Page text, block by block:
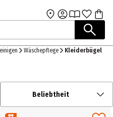
Zum Hauptinhalt
Wäschepflege Kleiderbügel
Beliebtheit